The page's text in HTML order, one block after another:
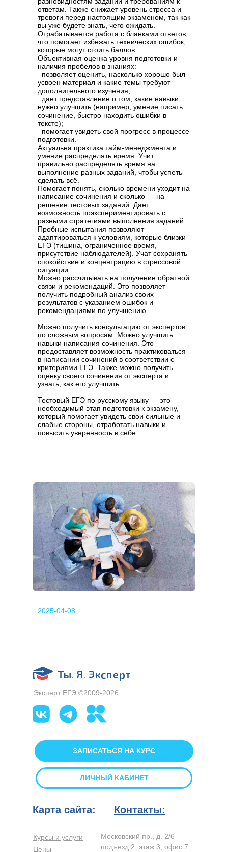
ответам. Также снижает уровень стресса и
тревоги перед настоящим экзаменом, так как
вы уже будете знать, чего ожидать.
Отрабатывается работа с бланками ответов,
что помогает избежать технических ошибок,
которые могут стоить баллов.
Объективная оценка уровня подготовки и
наличия пробелов в знаниях:
позволяет оценить, насколько хорошо был
усвоен материал и какие темы требуют
дополнительного изучения;
дает представление о том, какие навыки
нужно улучшить (например, умение писать
сочинение, быстро находить ошибки в
тексте);
помогает увидеть свой прогресс в процессе
подготовки.
Актуальна практика тайм-менеджмента и
умение распределять время. Учит
правильно распределять время на
выполнение разных заданий, чтобы успеть
сделать всё.
Помогает понять, сколько времени уходит на
написание сочинения и сколько — на
решение тестовых заданий. Дает
возможность поэкспериментировать с
разными стратегиями выполнения заданий.
Пробные испытания позволяют
адаптироваться к условиям, которые близки
ЕГЭ (тишина, ограниченное время,
присутствие наблюдателей). Учат сохранять
спокойствие и концентрацию в стрессовой
ситуации.
Можно рассчитывать на получение обратной
связи и рекомендаций. Это позволяет
получить подробный анализ своих
результатов с указанием ошибок и
рекомендациями по улучшению.
Можно получить консультацию от экспертов
по сложным вопросам. Можно улучшить
навыки написания сочинения. Это
предоставляет возможность практиковаться
в написании сочинений в соответствии с
критериями ЕГЭ. Также можно получить
оценку своего сочинения от эксперта и
узнать, как его улучшить.
Тестовый ЕГЭ по русскому языку — это
необходимый этап подготовки к экзамену,
который помогает увидеть свои сильные и
слабые стороны, отработать навыки и
повысить уверенность в себе.
2025-04-08
Курсы и услуги
Цены
Московский пр., д. 2/6
подъезд 2, этаж 3, офис 7
Карта сайта: Контакты:
Эксперт ЕГЭ ©2009-2026
ЗАПИСАТЬСЯ НА КУРС
ЛИЧНЫЙ КАБИНЕТ